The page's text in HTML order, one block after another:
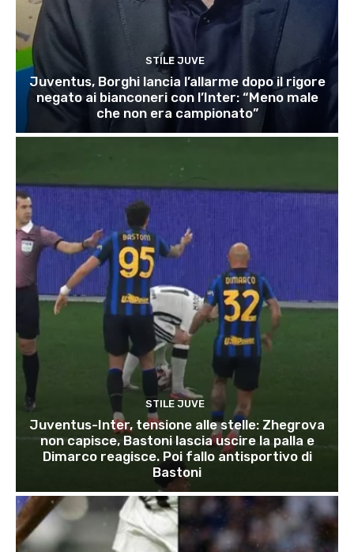
STILE JUVE
Juventus, Borghi lancia l’allarme dopo il rigore
negato ai bianconeri con l’Inter: “Meno male
che non era campionato”
STILE JUVE
Juventus-Inter, tensione alle stelle: Zhegrova
non capisce, Bastoni lascia uscire la palla e
Dimarco reagisce. Poi fallo antisportivo di
Bastoni